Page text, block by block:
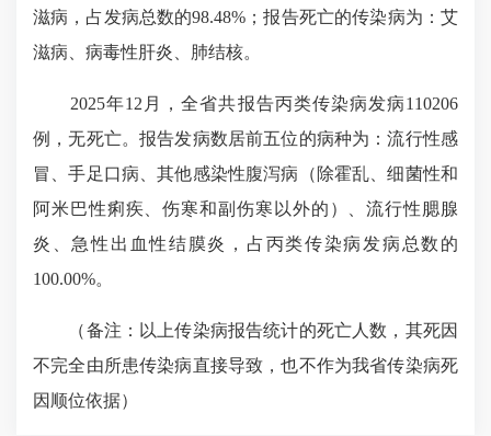
滋病，占发病总数的98.48%；报告死亡的传染病为：艾
滋病、病毒性肝炎、肺结核。
2025年12月，全省共报告丙类传染病发病110206
例，无死亡。报告发病数居前五位的病种为：流行性感
冒、手足口病、其他感染性腹泻病（除霍乱、细菌性和
阿米巴性痢疾、伤寒和副伤寒以外的）、流行性腮腺
炎、急性出血性结膜炎，占丙类传染病发病总数的
100.00%。
（备注：以上传染病报告统计的死亡人数，其死因
不完全由所患传染病直接导致，也不作为我省传染病死
因顺位依据）